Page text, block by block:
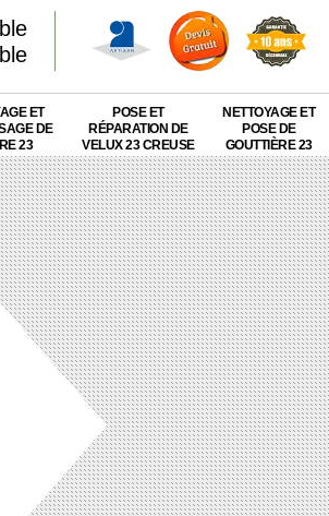
ET
DE
23
POSE ET
RÉPARATION DE
VELUX 23 CREUSE
NETTOYAGE ET
POSE DE
GOUTTIÈRE 23